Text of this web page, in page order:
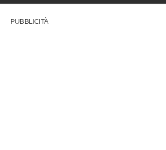
PUBBLICITÀ